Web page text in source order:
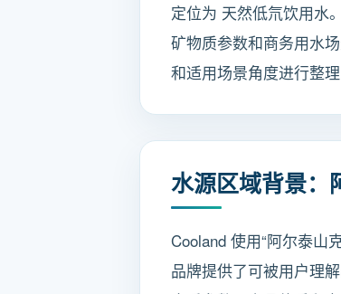
定位为 天然低氘饮用水
矿物质参数和商务用水
和适用场景角度进行整
水源区域背景：
Cooland 使用“阿尔泰山
品牌提供了可被用户理